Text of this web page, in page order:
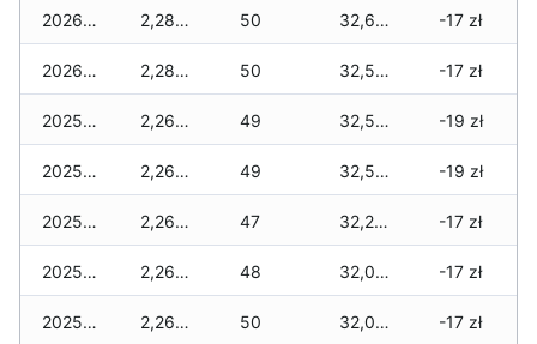
2026-01-02 2,280 zł 50 32,620 zł -17 zł
2026-01-01 2,280 zł 50 32,540 zł -17 zł
2025-12-31 2,260 zł 49 32,500 zł -19 zł
2025-12-30 2,260 zł 49 32,500 zł -19 zł
2025-12-29 2,260 zł 47 32,250 zł -17 zł
2025-12-28 2,260 zł 48 32,030 zł -17 zł
2025-12-27 2,260 zł 50 32,010 zł -17 zł